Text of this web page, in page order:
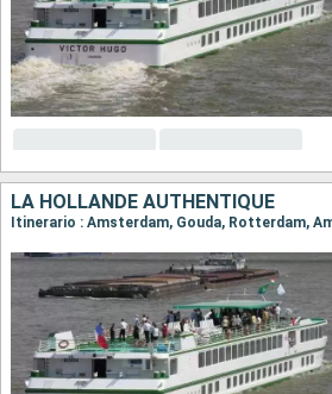
LA HOLLANDE AUTHENTIQUE
Itinerario : Amsterdam, Gouda, Rotterdam,